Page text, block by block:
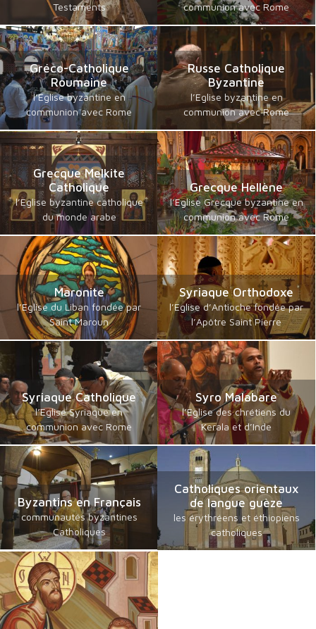
Testaments
communion avec Rome
Gréco-Catholique
Roumaine
l’Eglise byzantine en
communion avec Rome
Russe Catholique
Byzantine
l’Eglise byzantine en
communion avec Rome
Grecque Melkite
Catholique
l’Eglise byzantine catholique
du monde arabe
Grecque Hellène
l’Eglise Grecque byzantine en
communion avec Rome
Maronite
l’Eglise du Liban fondée par
Saint Maroun
Syriaque Orthodoxe
l’Eglise d’Antioche fondée par
l’Apôtre Saint Pierre
Syriaque Catholique
l’Eglise Syriaque en
communion avec Rome
Syro Malabare
l’Eglise des chrétiens du
Kerala et d’Inde
Byzantins en Français
communautés byzantines
Catholiques
Catholiques orientaux
de langue guèze
les érythréens et éthiopiens
catholiques